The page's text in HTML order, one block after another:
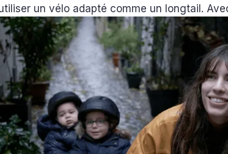
un vélo adapté comme un longtail.